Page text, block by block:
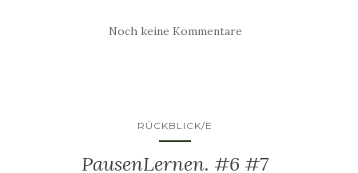
Noch keine Kommentare
RÜCKBLICK/E
PausenLernen. #6 #7